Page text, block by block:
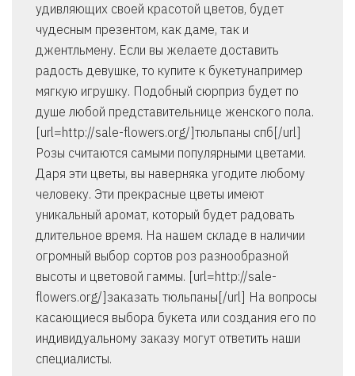
удивляющих своей красотой цветов, будет
чудесным презентом, как даме, так и
джентльмену. Если вы желаете доставить
радость девушке, то купите к букетунапример
мягкую игрушку. Подобный сюрприз будет по
душе любой представительнице женского пола.
[url=http://sale-flowers.org/]тюльпаны спб[/url]
Розы считаются самыми популярными цветами.
Даря эти цветы, вы наверняка угодите любому
человеку. Эти прекрасные цветы имеют
уникальный аромат, который будет радовать
длительное время. На нашем складе в наличии
огромный выбор сортов роз разнообразной
высоты и цветовой гаммы. [url=http://sale-
flowers.org/]заказать тюльпаны[/url] На вопросы
касающиеся выбора букета или создания его по
индивидуальному заказу могут ответить наши
специалисты.